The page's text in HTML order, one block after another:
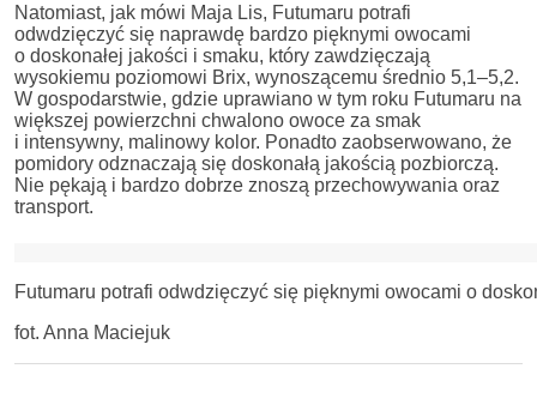
Natomiast, jak mówi Maja Lis, Futumaru potrafi
odwdzięczyć się naprawdę bardzo pięknymi owocami
o doskonałej jakości i smaku, który zawdzięczają
wysokiemu poziomowi Brix, wynoszącemu średnio 5,1–5,2.
W gospodarstwie, gdzie uprawiano w tym roku Futumaru na
większej powierzchni chwalono owoce za smak
i intensywny, malinowy kolor. Ponadto zaobserwowano, że
pomidory odznaczają się doskonałą jakością pozbiorczą.
Nie pękają i bardzo dobrze znoszą przechowywania oraz
transport.
Futumaru potrafi odwdzięczyć się pięknymi owocami o
fot. Anna Maciejuk